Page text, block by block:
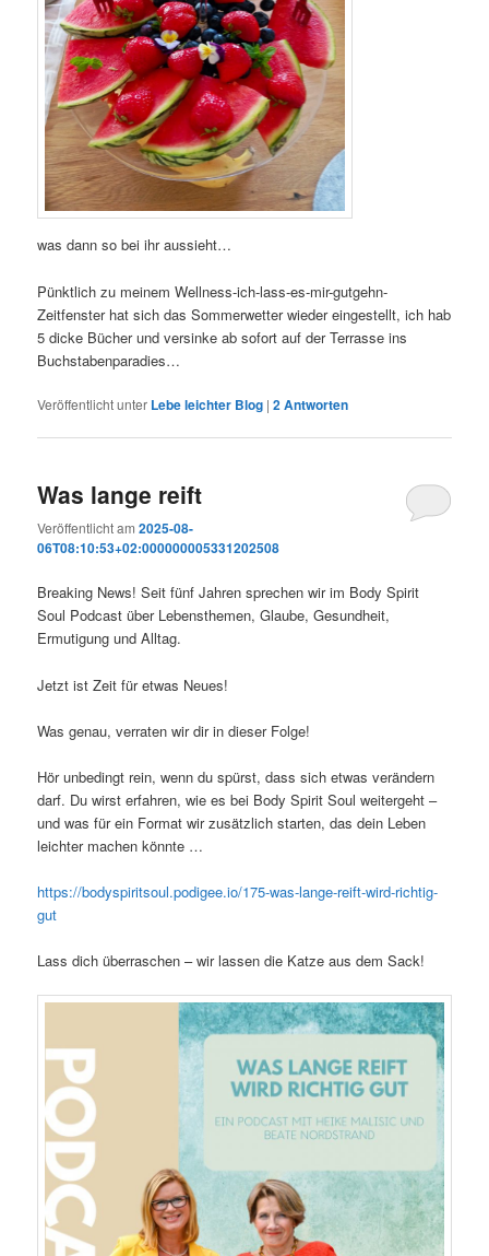
was dann so bei ihr aussieht…
Pünktlich zu meinem Wellness-ich-lass-es-mir-gutgehn-
Zeitfenster hat sich das Sommerwetter wieder eingestellt, ich hab
5 dicke Bücher und versinke ab sofort auf der Terrasse ins
Buchstabenparadies…
Veröffentlicht unter Lebe leichter Blog |2Antworten
Was lange reift
Veröffentlicht am2025-08-
06T08:10:53+02:000000005331202508
Breaking News! Seit fünf Jahren sprechen wir im Body Spirit
Soul Podcast über Lebensthemen, Glaube, Gesundheit,
Ermutigung und Alltag.
Jetzt ist Zeit für etwas Neues!
Was genau, verraten wir dir in dieser Folge!
Hörunbedingt rein, wenn du spürst, dass sich etwas verändern
darf. Du wirst erfahren, wie es bei Body Spirit Soul weitergeht –
und was für ein Format wir zusätzlich starten, das dein Leben
leichter machen könnte …
https://bodyspiritsoul.podigee.io/175-was-lange-reift-wird-richtig-
gut
Lass dich überraschen – wir lassen die Katze aus dem Sack!